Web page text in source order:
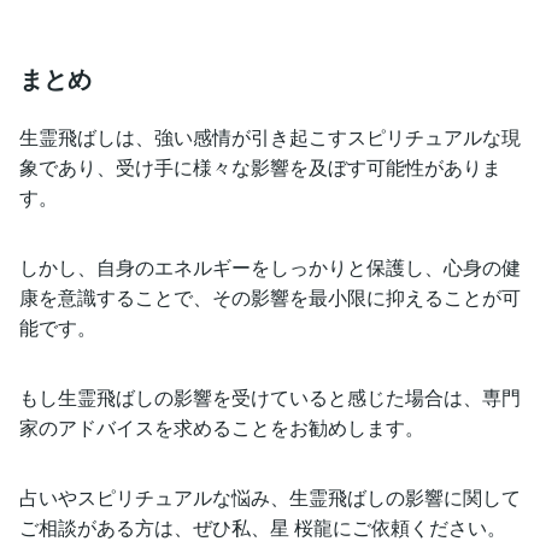
まとめ
生霊飛ばしは、強い感情が引き起こすスピリチュアルな現
象であり、受け手に様々な影響を及ぼす可能性がありま
す。
しかし、自身のエネルギーをしっかりと保護し、心身の健
康を意識することで、その影響を最小限に抑えることが可
能です。
もし生霊飛ばしの影響を受けていると感じた場合は、専門
家のアドバイスを求めることをお勧めします。
占いやスピリチュアルな悩み、生霊飛ばしの影響に関して
ご相談がある方は、ぜひ私、星 桜龍にご依頼ください。